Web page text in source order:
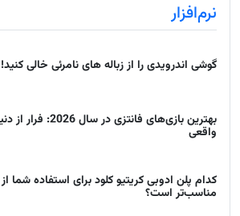
نرم‌افزار
گوشی اندرویدی را از زباله های نامرئی خالی کنید!
بهترین بازی‌های فانتزی در سال 2026:
واقعی
کدام پلن ادوبی کریتیو کلود برای استفاده شما
مناسب‌تر است؟